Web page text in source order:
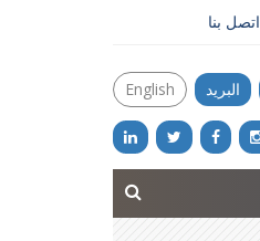
اتصل بنا
البريد English